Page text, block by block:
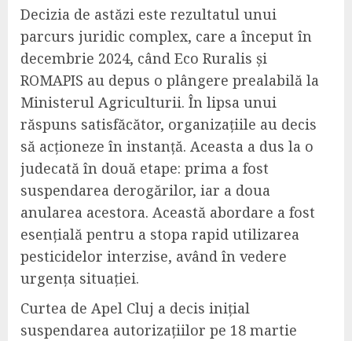
Decizia de astăzi este rezultatul unui
parcurs juridic complex, care a început în
decembrie 2024, când Eco Ruralis și
ROMAPIS au depus o plângere prealabilă la
Ministerul Agriculturii. În lipsa unui
răspuns satisfăcător, organizațiile au decis
să acționeze în instanță. Aceasta a dus la o
judecată în două etape: prima a fost
suspendarea derogărilor, iar a doua
anularea acestora. Această abordare a fost
esențială pentru a stopa rapid utilizarea
pesticidelor interzise, având în vedere
urgența situației.
Curtea de Apel Cluj a decis inițial
suspendarea autorizațiilor pe 18 martie